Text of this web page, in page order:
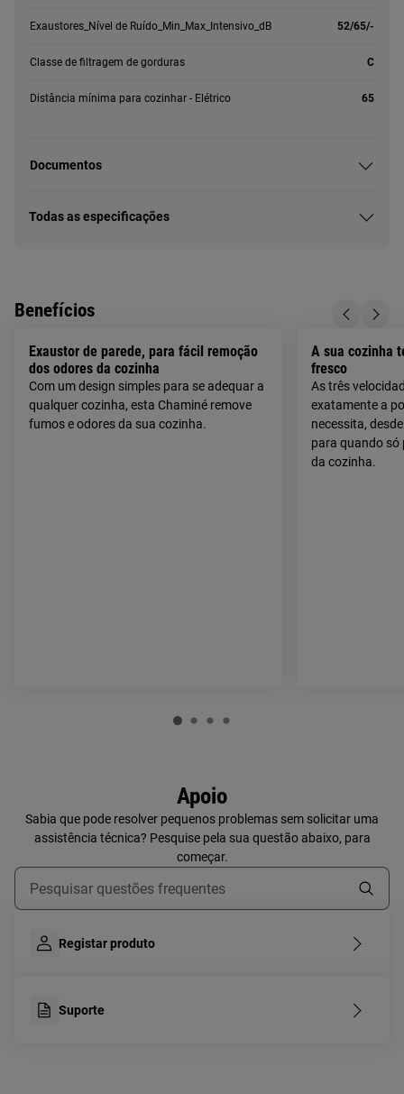
Exaustores_Nível de Ruído_Min_Max_Intensivo_dB 52/65/-
Classe de filtragem de gorduras C
Distância mínima para cozinhar - Elétrico 65
Documentos
Todas as especificações
Benefícios
Exaustor de parede, para fácil remoção
dos odores da cozinha
Com um design simples para se adequar a
qualquer cozinha, esta Chaminé remove
fumos e odores da sua cozinha.
A sua cozinha
fresco
As três
exatamente a
necessita,
para quando só
da cozinha.
Apoio
Sabia que pode resolver pequenos problemas sem solicitar uma
assistência técnica? Pesquise pela sua questão abaixo, para
começar.
Type to search for support articles
Registar produto
Suporte